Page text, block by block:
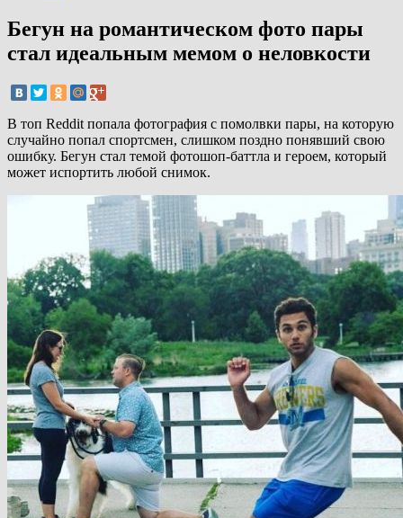
Бегун на романтическом фото пары
стал идеальным мемом о неловкости
В топ Reddit попала фотография с помолвки пары, на которую
случайно попал спортсмен, слишком поздно понявший свою
ошибку. Бегун стал темой фотошоп-баттла и героем, который
может испортить любой снимок.